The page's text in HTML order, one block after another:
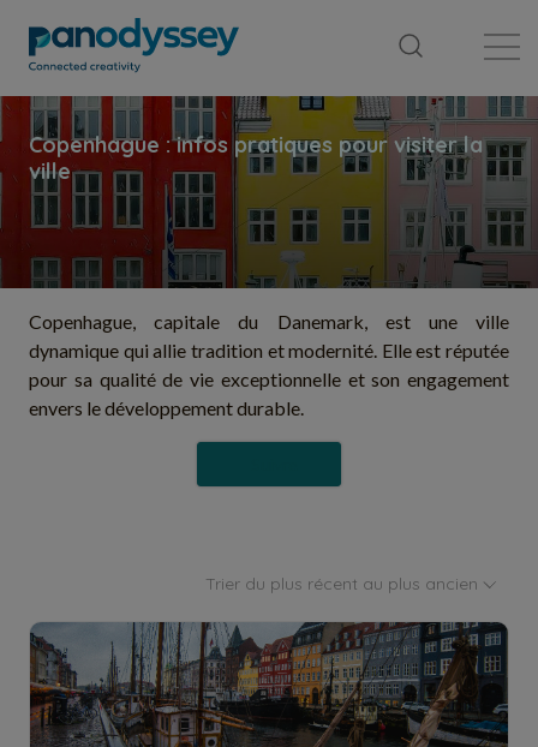
Copenhague, capitale du Danemark, est une ville
dynamique qui allie tradition et modernité. Elle est réputée
pour sa qualité de vie exceptionnelle et son engagement
envers le développement durable.
Trier du plus récent au plus ancien